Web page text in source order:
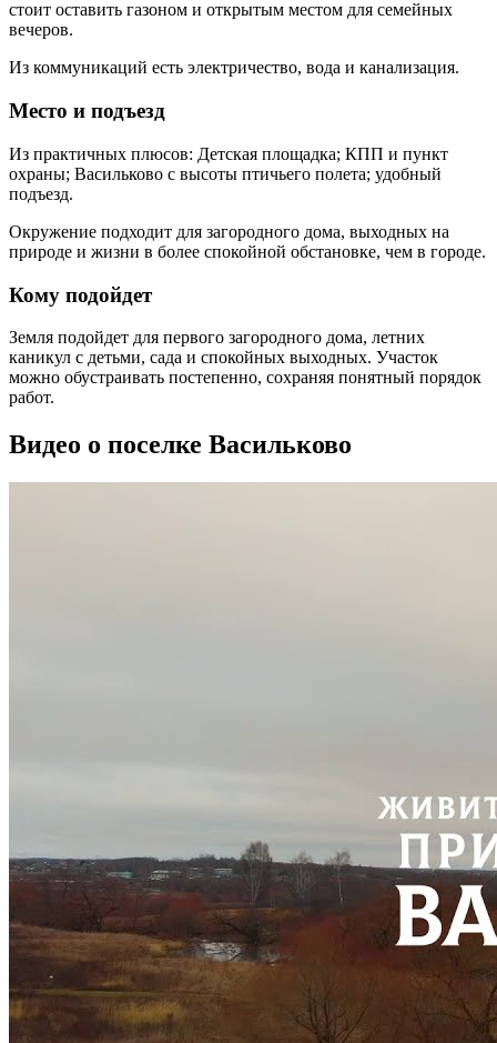
стоит оставить газоном и открытым местом для семейных
вечеров.
Из коммуникаций есть электричество, вода и канализация.
Место и подъезд
Из практичных плюсов: Детская площадка; КПП и пункт
охраны; Васильково с высоты птичьего полета; удобный
подъезд.
Окружение подходит для загородного дома, выходных на
природе и жизни в более спокойной обстановке, чем в городе.
Кому подойдет
Земля подойдет для первого загородного дома, летних
каникул с детьми, сада и спокойных выходных. Участок
можно обустраивать постепенно, сохраняя понятный порядок
работ.
Видео о поселке Васильково